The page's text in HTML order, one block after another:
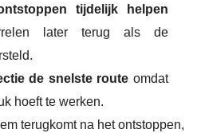
tijdelijk helpen
later terug als de
de snelste route omdat
hoeft te werken.
terugkomt na het ontstoppen,